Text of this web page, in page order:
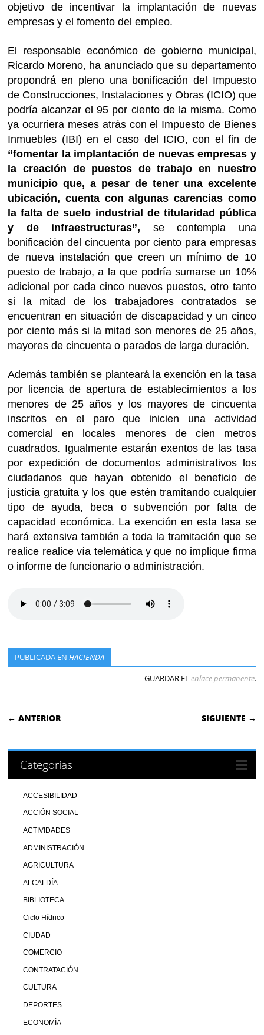
objetivo de incentivar la implantación de nuevas
empresas y el fomento del empleo.
El responsable económico de gobierno municipal,
Ricardo Moreno, ha anunciado que su departamento
propondrá en pleno una bonificación del Impuesto
de Construcciones, Instalaciones y Obras (ICIO) que
podría alcanzar el 95 por ciento de la misma. Como
ya ocurriera meses atrás con el Impuesto de Bienes
Inmuebles (IBI) en el caso del ICIO, con el fin de
“fomentar la implantación de nuevas empresas y
la creación de puestos de trabajo en nuestro
municipio que, a pesar de tener una excelente
ubicación, cuenta con algunas carencias como
la falta de suelo industrial de titularidad pública
y de infraestructuras”, se contempla una
bonificación del cincuenta por ciento para empresas
de nueva instalación que creen un mínimo de 10
puesto de trabajo, a la que podría sumarse un 10%
adicional por cada cinco nuevos puestos, otro tanto
si la mitad de los trabajadores contratados se
encuentran en situación de discapacidad y un cinco
por ciento más si la mitad son menores de 25 años,
mayores de cincuenta o parados de larga duración.
Además también se planteará la exención en la tasa
por licencia de apertura de establecimientos a los
menores de 25 años y los mayores de cincuenta
inscritos en el paro que inicien una actividad
comercial en locales menores de cien metros
cuadrados. Igualmente estarán exentos de las tasa
por expedición de documentos administrativos los
ciudadanos que hayan obtenido el beneficio de
justicia gratuita y los que estén tramitando cualquier
tipo de ayuda, beca o subvención por falta de
capacidad económica. La exención en esta tasa se
hará extensiva también a toda la tramitación que se
realice realice vía telemática y que no implique firma
o informe de funcionario o administración.
PUBLICADA ENHACIENDA
GUARDAR ELenlace permanente.
NAVEGACIÓN DE ENTRADAS
← ANTERIOR SIGUIENTE →
Categorías
ACCESIBILIDAD
ACCIÓN SOCIAL
ACTIVIDADES
ADMINISTRACIÓN
AGRICULTURA
ALCALDÍA
BIBLIOTECA
Ciclo Hídrico
CIUDAD
COMERCIO
CONTRATACIÓN
CULTURA
DEPORTES
ECONOMÍA